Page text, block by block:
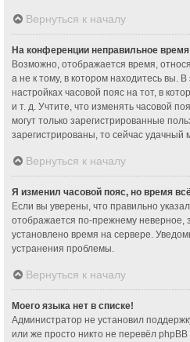
Вернуться к началу
На конференции неправильное
Возможно, отображается время,
а не к тому, в котором находитесь вы.
настройках часовой пояс на тот, в
и т. д. Учтите, что изменять часовой
могут только зарегистрированные
зарегистрированы, то сейчас удачный
Вернуться к началу
Я изменил часовой пояс, но время
Если вы уверены, что правильно
отображается по-прежнему неверное,
установлено время на сервере.
устранения проблемы.
Вернуться к началу
Моего языка нет в списке!
Администратор не установил
или же просто никто не перевёл